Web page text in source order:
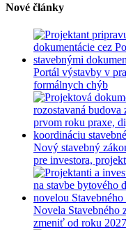
Nové články
Portál výstavby v
formálnych chýb
Nový stavebný
pre investora,
Novela Stavebného
zmeniť od roku 2027